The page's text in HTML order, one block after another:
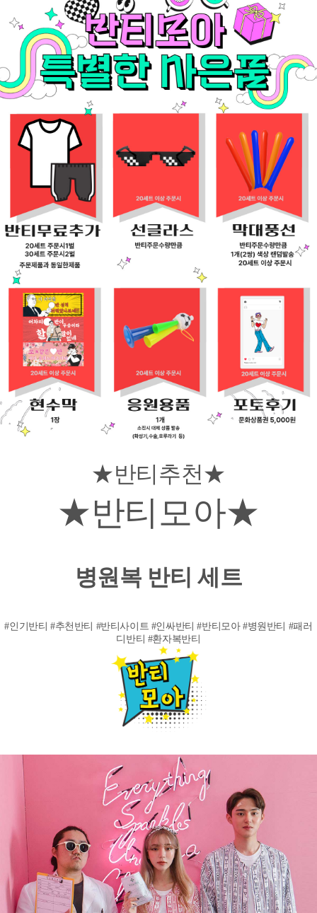
★반티추천★
★반티모아★
병원복 반티 세트
#인기반티 #추천반티 #반티사이트 #인싸반티 #반티모아 #병원반티 #패러
디반티 #환자복반티